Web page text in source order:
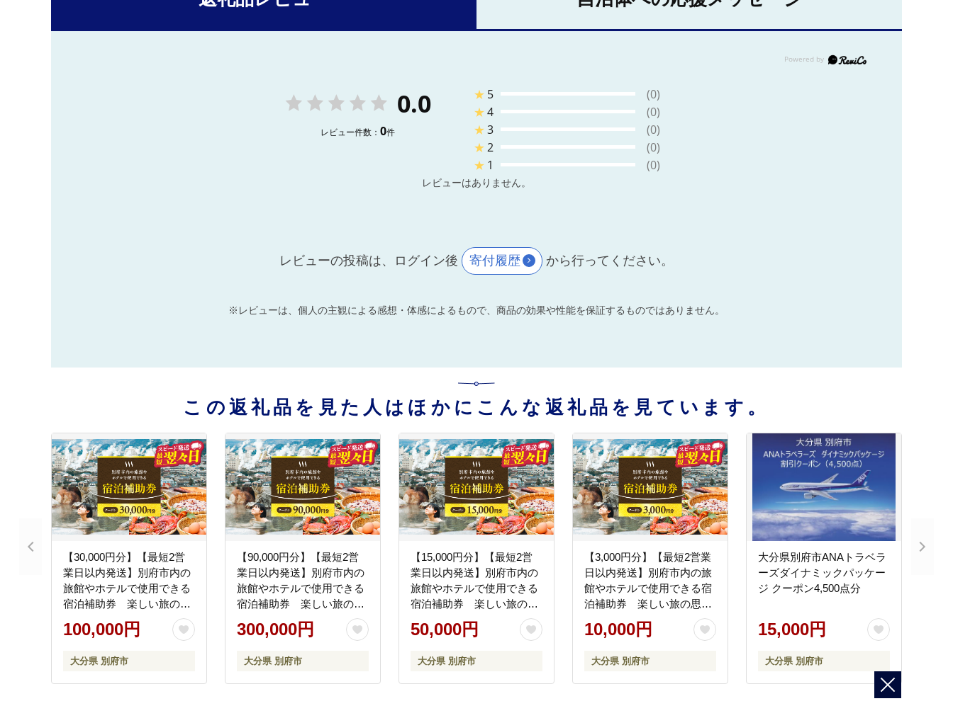
0.0
レビュー件数： 0件
★ 5
(0)
★4
(0)
★3
(0)
★2
(0)
★ 1 (0)
レビューはありません。
レビューの投稿は、ログイン後 寄付履歴 から行ってください。
※レビューは、個人の主観による感想・体感によるもので、商品の効果や性能を保証するものではありません。
この返礼品を見た人はほかにこんな返礼品を見ています。
【30,000円分】【最短2営
業日以内発送】別府市内の
旅館やホテルで使用できる
宿泊補助券 楽しい旅の思
い出を！ 宿泊券 大分県 別
府市 3000円 15000円 3万円
ル 旅館 温泉 旅行 観光 トラ
ベル 宿泊補助券 チケット
100,000円
大分県 別府市
【90,000円分】【最短2営
業日以内発送】別府市内の
旅館やホテルで使用できる
宿泊補助券 楽しい旅の思
い出を！ 宿泊券 大分県 別
府市 3000円 15000円 3万円
ル 旅館 温泉 旅行 観光 トラ
ベル 宿泊補助券 チケット
300,000円
大分県 別府市
【15,000円分】【最短2営
業日以内発送】別府市内の
旅館やホテルで使用できる
宿泊補助券 楽しい旅の思
い出を！ 宿泊券 大分県 別
府市 3000円 15000円 3万円
ル 旅館 温泉 旅行 観光 トラ
ベル 宿泊補助券 チケット
50,000円
大分県 別府市
【3,000円分】【最短2営業
日以内発送】別府市内の旅
館やホテルで使用できる宿
泊補助券 楽しい旅の思い
出を！ 宿泊券 大分県 別府
市 3000円 15000円 3万円 9
旅館 温泉 旅行 観光 トラベ
ル 宿泊補助券 チケット ク
10,000円
大分県 別府市
大分県別府市ANAトラベラ
ーズダイナミックパッケー
ジ クーポン4,500点分
15,000円
大分県 別府市